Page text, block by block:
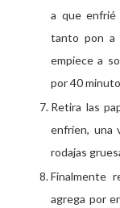
a que
tanto pon a
empiece a
por 40
Retira las
enfríen, una
rodajas
Finalmente
agrega por